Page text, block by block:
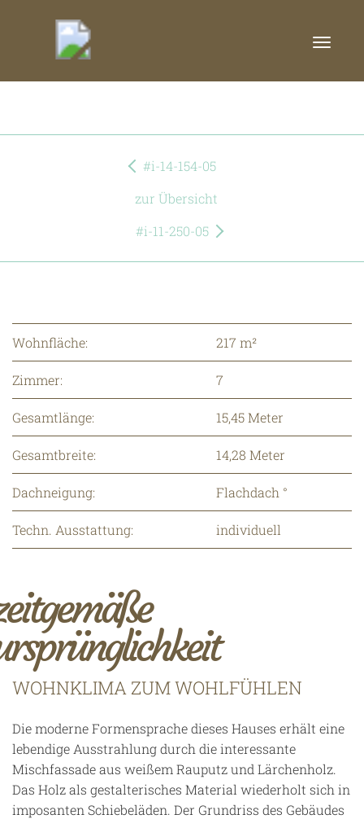
Toggle
14-217-07
#i-14-154-05
zur Übersicht
#i-11-250-05
Wohnfläche: 217 m²
Zimmer: 7
Gesamtlänge: 15,45 Meter
Gesamtbreite: 14,28 Meter
Dachneigung: Flachdach °
Techn. Ausstattung: individuell
WOHNKLIMA ZUM WOHLFÜHLEN
Die moderne Formensprache dieses Hauses erhält eine
lebendige Ausstrahlung durch die interessante
Mischfassade aus weißem Rauputz und Lärchenholz.
Das Holz als gestalterisches Material wiederholt sich in
imposanten Schiebeläden. Der Grundriss des Gebäudes